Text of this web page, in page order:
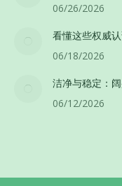
06/26/2026
看懂这些权威
06/18/2026
洁净与稳定：
06/12/2026